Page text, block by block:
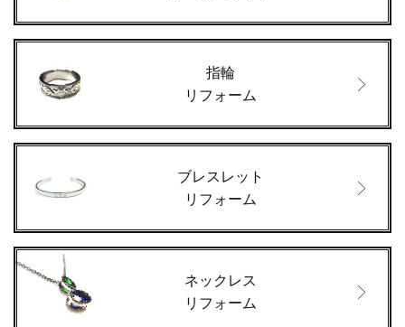
指輪
リフォーム
ブレスレット
リフォーム
ネックレス
リフォーム